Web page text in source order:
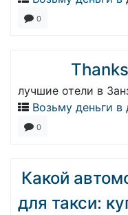
0
лучшие отели в
Возьму деньги в
0
Какой
для такси: